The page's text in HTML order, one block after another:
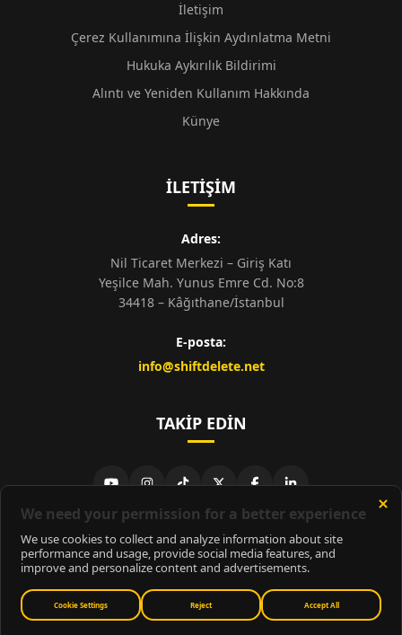
İletişim
Çerez Kullanımına İlişkin Aydınlatma Metni
Hukuka Aykırılık Bildirimi
Alıntı ve Yeniden Kullanım Hakkında
Künye
İLETIŞIM
Adres:
Nil Ticaret Merkezi – Giriş Katı
Yeşilce Mah. Yunus Emre Cd. No:8
34418 – Kâğıthane/İstanbul
E-posta:
info@shiftdelete.net
TAKIP EDIN
© 2026ShiftDelete.Net- Tüm hakları saklıdır.
ShiftDelete.Net, İnternet Medyası ve Bilişim Muhabirleri Derneği
üyesidir.